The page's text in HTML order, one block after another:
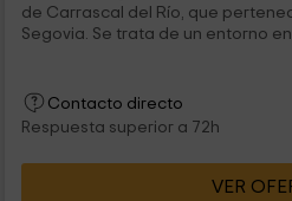
de Carrascal del Río, que
Segovia. Se trata de un entorno
Contacto directo
Respuesta superior a 72h
VER